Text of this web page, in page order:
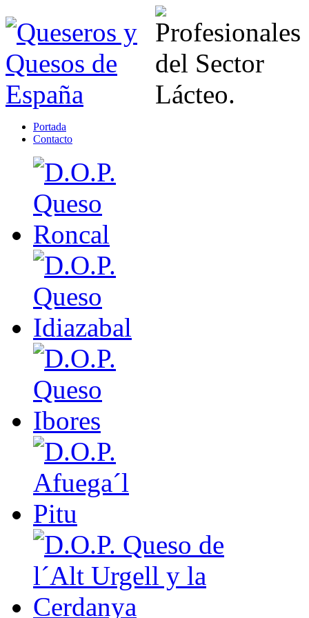
Portada
Contacto